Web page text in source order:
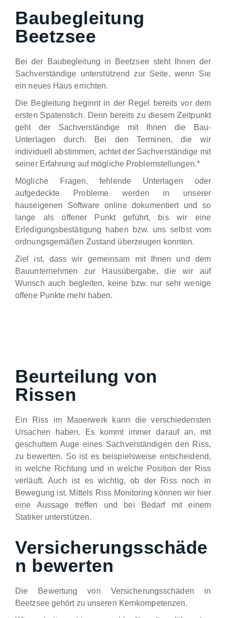
Baubegleitung
Beetzsee
Bei der Baubegleitung in Beetzsee steht Ihnen der
Sachverständige unterstützend zur Seite, wenn Sie
ein neues Haus errichten.
Die Begleitung beginnt in der Regel bereits vor dem
ersten Spatenstich. Denn bereits zu diesem Zeitpunkt
geht der Sachverständige mit Ihnen die Bau-
Unterlagen durch. Bei den Terminen, die wir
individuell abstimmen, achtet der Sachverständige mit
seiner Erfahrung auf mögliche Problemstellungen.*
Mögliche Fragen, fehlende Unterlagen oder
aufgedeckte Probleme werden in unserer
hauseigenen Software online dokumentiert und so
lange als offener Punkt geführt, bis wir eine
Erledigungsbestätigung haben bzw. uns selbst vom
ordnungsgemäßen Zustand überzeugen konnten.
Ziel ist, dass wir gemeinsam mit Ihnen und dem
Bauunternehmen zur Hausübergabe, die wir auf
Wunsch auch begleiten, keine bzw. nur sehr wenige
offene Punkte mehr haben.
Beurteilung von
Rissen
Ein Riss im Mauerwerk kann die verschiedensten
Ursachen haben. Es kommt immer darauf an, mit
geschultem Auge eines Sachverständigen den Riss,
zu bewerten. So ist es beispielsweise entscheidend,
in welche Richtung und in welche Position der Riss
verläuft. Auch ist es wichtig, ob der Riss noch in
Bewegung ist. Mittels Riss Monitoring können wir hier
eine Aussage treffen und bei Bedarf mit einem
Statiker unterstützen.
Versicherungsschäde
n bewerten
Die Bewertung von Versicherungsschäden in
Beetzsee gehört zu unseren Kernkompetenzen.